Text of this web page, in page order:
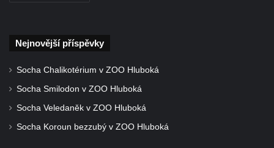
Nejnovější příspěvky
Socha Chalikotérium v ZOO Hluboká
Socha Smilodon v ZOO Hluboká
Socha Veledaněk v ZOO Hluboká
Socha Koroun bezzubý v ZOO Hluboká